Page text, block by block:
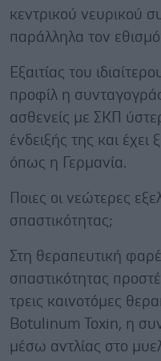
κεντρικού νευρικού
παράλληλα τον
Εξαιτίας του
προφίλ η
ασθενείς με ΣΚΠ
ένδειξής της και
όπως η Γερμανία.
Ποιες οι νεώτερες
σπαστικότητας;
Στη θεραπευτική
σπαστικότητας
τρεις καινοτόμες
Botulinum Toxin, η
μέσω αντλίας στο